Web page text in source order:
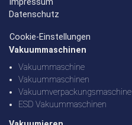
Impressum
Datenschutz
Cookie-Einstellungen
Vakuummaschinen
Vakuummaschine
Vakuummaschinen
Vakuumverpackungsmaschine
ESD Vakuummaschinen